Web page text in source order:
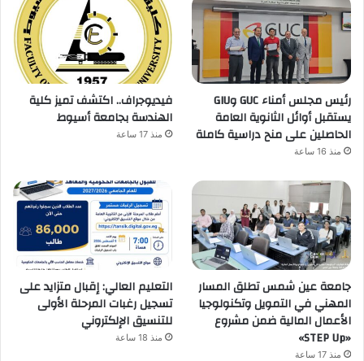
رئيس مجلس أمناء GUC وGIU
يستقبل أوائل الثانوية العامة
الحاصلين على منح دراسية كاملة
منذ 16 ساعة
فيديوجراف.. اكتشف تميز كلية
الهندسة بجامعة أسيوط
منذ 17 ساعة
جامعة عين شمس تطلق المسار
المهني في التمويل وتكنولوجيا
الأعمال المالية ضمن مشروع
«STEP Up»
منذ 17 ساعة
التعليم العالي: إقبال متزايد على
تسجيل رغبات المرحلة الأولى
للتنسيق الإلكتروني
منذ 18 ساعة